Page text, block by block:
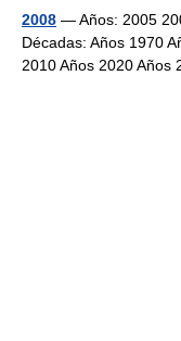
2008 — Años: 2005
Décadas: Años 1970
2010 Años 2020